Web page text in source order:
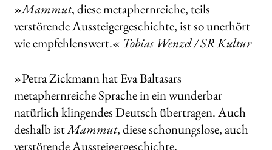
»Mammut, diese metaphernreiche, teils
verstörende Aussteigergeschichte, ist so unerhört
wie empfehlenswert.« Tobias Wenzel / SR Kultur
»Petra Zickmann hat Eva Baltasars
metaphernreiche Sprache in ein wunderbar
natürlich klingendes Deutsch übertragen. Auch
deshalb istMammut, diese schonungslose, auch
verstörende Aussteigergeschichte,